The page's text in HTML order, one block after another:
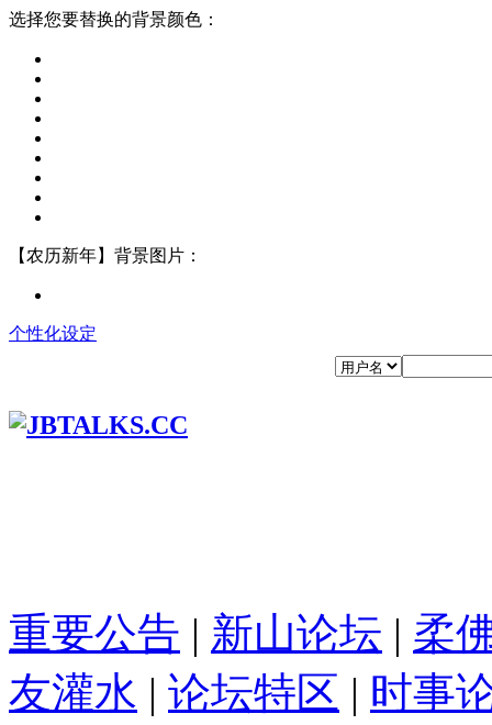
选择您要替换的背景颜色：
【农历新年】背景图片：
个性化设定
重要公告 | 新山论坛 | 柔
友灌水 | 论坛特区 | 时事